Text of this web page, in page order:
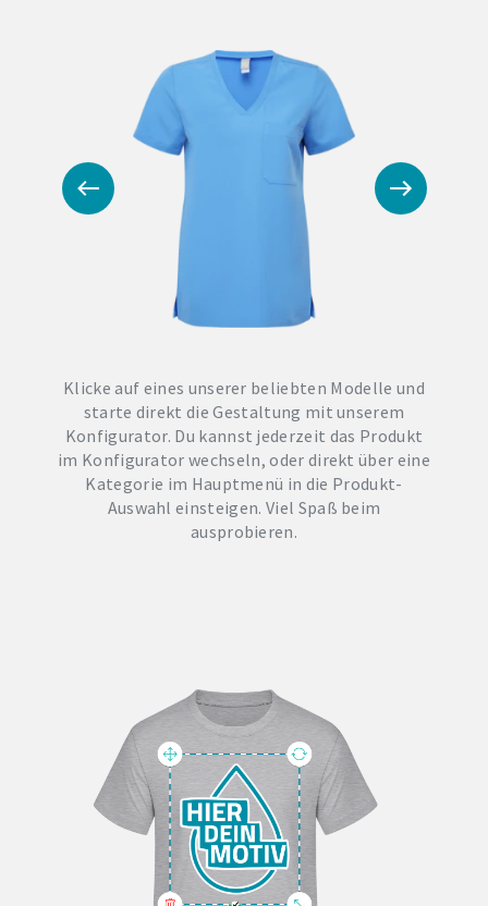
Klicke auf eines unserer beliebten Modelle und
starte direkt die Gestaltung mit unserem
Konfigurator. Du kannst jederzeit das Produkt
im Konfigurator wechseln, oder direkt über eine
Kategorie im Hauptmenü in die Produkt-
Auswahl einsteigen. Viel Spaß beim
ausprobieren.